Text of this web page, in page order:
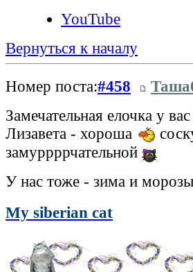
YouTube
Вернуться к началу
Номер поста:#458
Замечательная елочка у вас
Лизавета - хороша
замуррррчательной
У нас тоже - зима и морозы
My siberian cat